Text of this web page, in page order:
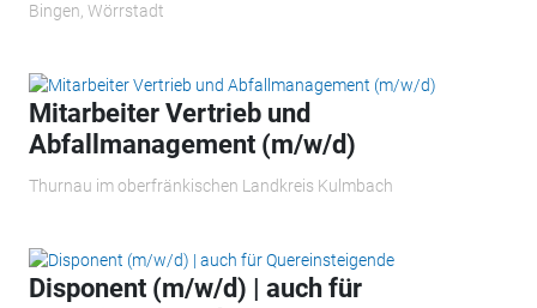
Bingen, Wörrstadt
Mitarbeiter Vertrieb und
Abfallmanagement (m/w/d)
Thurnau im oberfränkischen Landkreis Kulmbach
Disponent (m/w/d) | auch für